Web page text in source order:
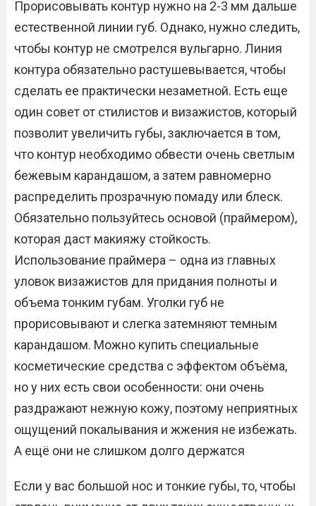
Прорисовывать контур нужно на 2-3 мм дальше
естественной линии губ. Однако, нужно следить,
чтобы контур не смотрелся вульгарно. Линия
контура обязательно растушевывается, чтобы
сделать ее практически незаметной. Есть еще
один совет от стилистов и визажистов, который
позволит увеличить губы, заключается в том,
что контур необходимо обвести очень светлым
бежевым карандашом, а затем равномерно
распределить прозрачную помаду или блеск.
Обязательно пользуйтесь основой (праймером),
которая даст макияжу стойкость.
Использование праймера – одна из главных
уловок визажистов для придания полноты и
объема тонким губам. Уголки губ не
прорисовывают и слегка затемняют темным
карандашом. Можно купить специальные
косметические средства с эффектом объёма,
но у них есть свои особенности: они очень
раздражают нежную кожу, поэтому неприятных
ощущений покалывания и жжения не избежать.
А ещё они не слишком долго держатся
Если у вас большой нос и тонкие губы, то, чтобы